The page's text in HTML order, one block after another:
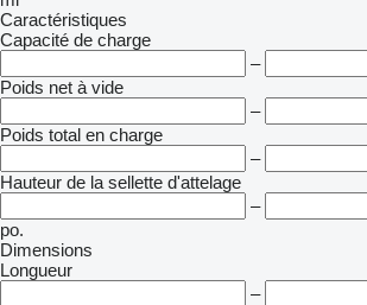
Caractéristiques
Capacité de charge
–
Poids net à vide
–
Poids total en charge
–
Hauteur de la sellette d'attelage
–
po.
Dimensions
Longueur
–